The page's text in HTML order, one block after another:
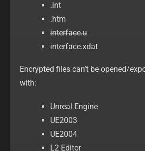
.int
.htm
interface.u
interface.xdat
Encrypted files can’t be opened/
with:
Unreal Engine
UE2003
UE2004
L2 Editor